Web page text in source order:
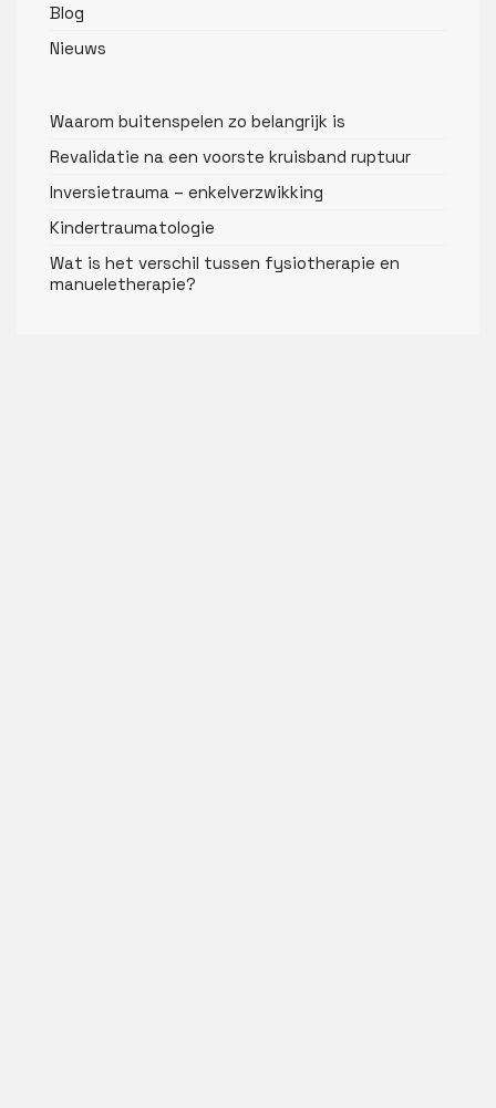
Blog
Nieuws
Waarom buitenspelen zo belangrijk is
Revalidatie na een voorste kruisband ruptuur
Inversietrauma – enkelverzwikking
Kindertraumatologie
Wat is het verschil tussen fysiotherapie en
manueletherapie?